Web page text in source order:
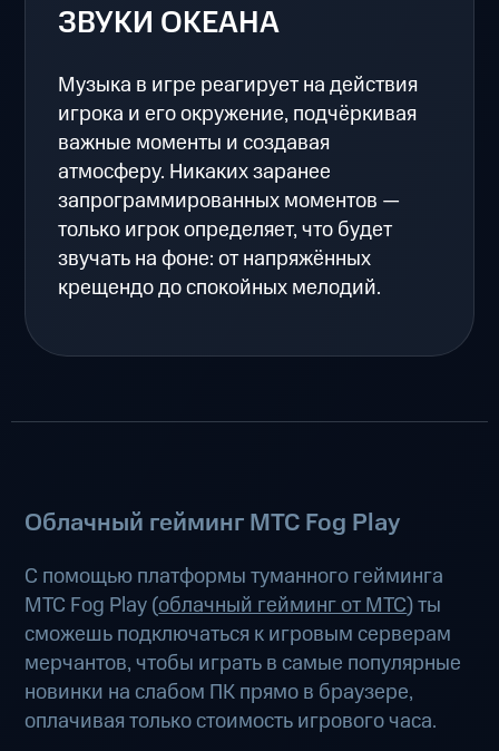
ЗВУКИ ОКЕАНА
Музыка в игре реагирует на действия
игрока и его окружение, подчёркивая
важные моменты и создавая
атмосферу. Никаких заранее
запрограммированных моментов —
только игрок определяет, что будет
звучать на фоне: от напряжённых
крещендо до спокойных мелодий.
Облачный гейминг МТС Fog Play
С помощью платформы туманного гейминга
МТС Fog Play (облачный гейминг от МТС) ты
сможешь подключаться к игровым серверам
мерчантов, чтобы играть в самые популярные
новинки на слабом ПК прямо в браузере,
оплачивая только стоимость игрового часа.